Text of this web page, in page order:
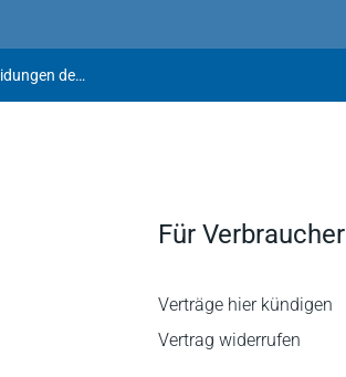
Alle weiteren am 18.6.2026 veröffentlichten Entscheidungen des BFH
Für Verbraucher
Verträge hier kündigen
Vertrag widerrufen